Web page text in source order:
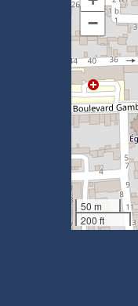
−
50 m
200 ft